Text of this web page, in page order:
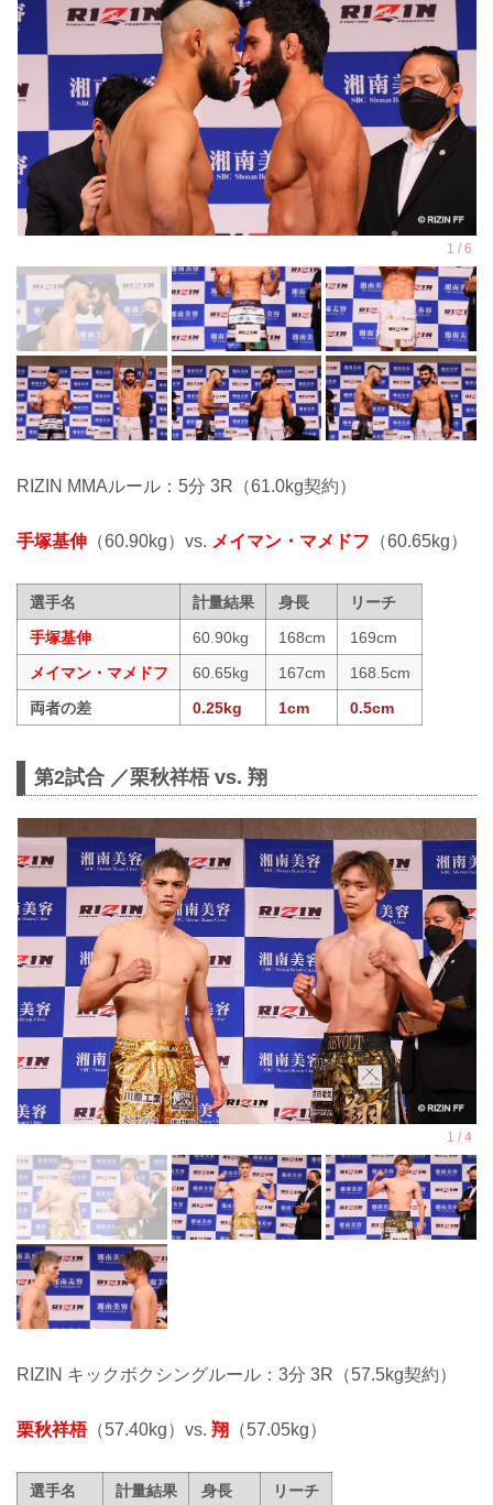
RIZIN MMAルール：5分 3R（61.0kg契約）
手塚基伸 （60.90kg）vs. メイマン・マメドフ （60.65kg）
選手名 計量結果 身長
リーチ
手塚基伸
60.90kg 168cm
169cm
メイマン・マメドフ
60.65kg 167cm
168.5cm
両者の差
0.25kg 1cm 0.5cm
第2試合 ／栗秋祥梧 vs. 翔
RIZIN キックボクシングルール：3分 3R（57.5kg契約）
栗秋祥梧（57.40kg）vs. 翔 （57.05kg）
選手名 計量結果 身長
リーチ